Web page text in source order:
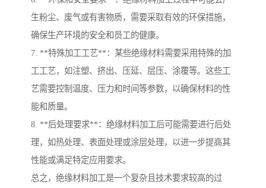
生粉尘、废气或有害物质，需要采取有效的环保措施，
确保生产环境的安全和员工的健康。
7. **特殊加工工艺**：某些绝缘材料需要采用特殊的加
工工艺，如注塑、挤出、压延、层压、涂覆等。这些工
艺需要控制温度、压力和时间等参数，以确保材料的性
能和质量。
8. **后处理要求**：绝缘材料加工后可能需要进行后处
理，如热处理、表面处理或涂层处理，以进一步提高其
性能或满足特定应用要求。
总之，绝缘材料加工是一个复杂且技术要求较高的过